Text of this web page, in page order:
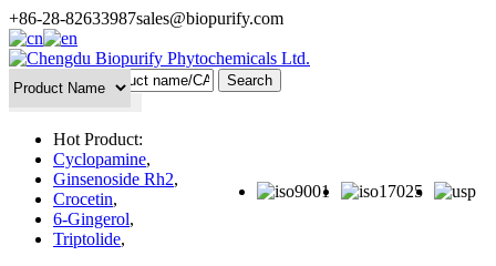
+86-28-82633987sales@biopurify.com
Hot Product:
Cyclopamine,
Ginsenoside Rh2,
Crocetin,
6-Gingerol,
Triptolide,